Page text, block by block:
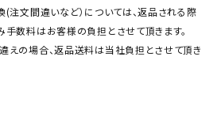
注文間違いなど）については、返品される際
手数料はお客様の負担とさせて頂きます。
えの場合、返品送料は当社負担とさせて頂き